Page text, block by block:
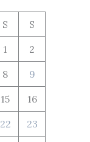
S S
1 2
8 9
15 16
22 23